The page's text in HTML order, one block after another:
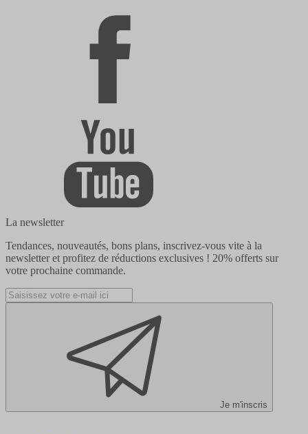
La newsletter
Tendances, nouveautés, bons plans, inscrivez-vous vite à la
newsletter et profitez de réductions exclusives ! 20% offerts sur
votre prochaine commande.
Je m'inscris